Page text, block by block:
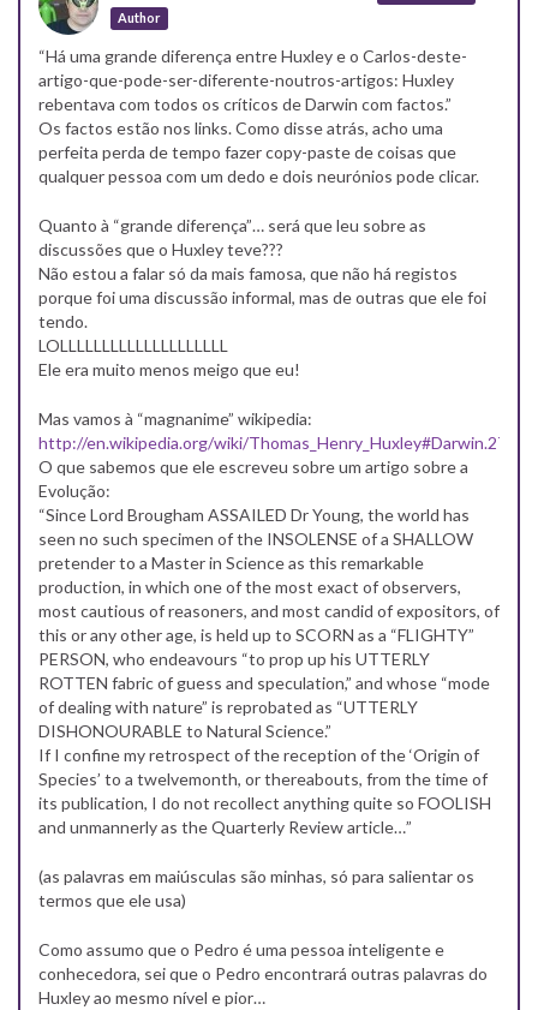
Author
“Há uma grande diferença entre Huxley e o Carlos-deste-
artigo-que-pode-ser-diferente-noutros-artigos: Huxley
rebentava com todos os críticos de Darwin com factos.”
Os factos estão nos links. Como disse atrás, acho uma
perfeita perda de tempo fazer copy-paste de coisas que
qualquer pessoa com um dedo e dois neurónios pode clicar.
Quanto à “grande diferença”… será que leu sobre as
discussões que o Huxley teve???
Não estou a falar só da mais famosa, que não há registos
porque foi uma discussão informal, mas de outras que ele foi
tendo.
LOLLLLLLLLLLLLLLLLLLLL
Ele era muito menos meigo que eu!
Mas vamos à “magnanime” wikipedia:
http://en.wikipedia.org/wiki/
O que sabemos que ele escreveu sobre um artigo sobre a
Evolução:
“Since Lord Brougham ASSAILED Dr Young, the world has
seen no such specimen of the INSOLENSE of a SHALLOW
pretender to a Master in Science as this remarkable
production, in which one of the most exact of observers,
most cautious of reasoners, and most candid of expositors, of
this or any other age, is held up to SCORN as a “FLIGHTY”
PERSON, who endeavours “to prop up his UTTERLY
ROTTEN fabric of guess and speculation,” and whose “mode
of dealing with nature” is reprobated as “UTTERLY
DISHONOURABLE to Natural Science.”
If I confine my retrospect of the reception of the ‘Origin of
Species’ to a twelvemonth, or thereabouts, from the time of
its publication, I do not recollect anything quite so FOOLISH
and unmannerly as the Quarterly Review article…”
(as palavras em maiúsculas são minhas, só para salientar os
termos que ele usa)
Como assumo que o Pedro é uma pessoa inteligente e
conhecedora, sei que o Pedro encontrará outras palavras do
Huxley ao mesmo nível e pior…